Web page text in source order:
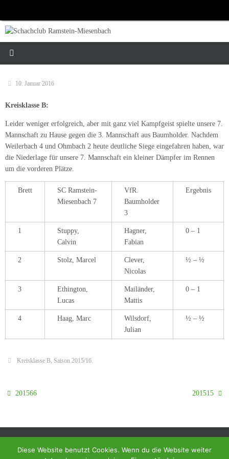
springen
10. Januar 2016
Kreisklasse B:
Leider weniger erfolgreich, aber mit ganz viel Kampfgeist spielte unsere 7.
Mannschaft zu Hause gegen die 3. Mannschaft aus Baumholder. Nachdem
Weilerbach 4 und Ohmbach 2 heute deutliche Siege eingefahren haben, war
die Niederlage für unsere 7. Mannschaft ein kleiner Dämpfer im Rennen
um die vorderen Plätze.
Brett
SC Ramstein-
Miesenbach 7
VfR.
Baumholder
3
Ergebnis
1
Stuppy,
Calvin
Hagner,
Fabian
0 – 1
2 Stolz, Marcel
Clever,
Nicolas
½ – ½
3
Ethington,
Lucas
Mailänder,
Mattis
0 – 1
4 Haag, Marc
Wilsdorf,
Julian
½ – ½
Kreisklasse B, Saison 2015/16.
201566 201515
Diese Website benutzt Cookies. Wenn du die Website weiter